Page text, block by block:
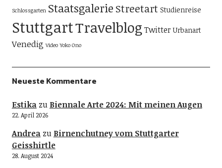
Schlossgarten Staatsgalerie Streetart Studienreise
StuttgartTravelblog Twitter Urbanart
Venedig Video Yoko Ono
Neueste Kommentare
Estikazu Biennale Arte 2024: Mit meinen Augen
22. April 2026
Andreazu Birnenchutney vom Stuttgarter
Geisshirtle
28. August 2024